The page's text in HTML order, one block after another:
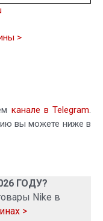
>
канале в Telegram.
вы можете ниже в
ГОДУ?
Nike в
>